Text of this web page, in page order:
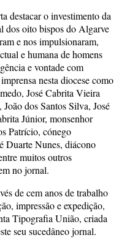
destacar o investimento da
dos oito bispos do Algarve
e nos impulsionaram,
e humana de homens
e vontade com
nesta diocese como
José Cabrita Vieira
dos Santos Silva, José
Júnior, monsenhor
Patrício, cónego
Duarte Nunes, diácono
muitos outros
no jornal.
de cem anos de trabalho
impressão e expedição,
Tipografia União, criada
seu sucedâneo jornal.